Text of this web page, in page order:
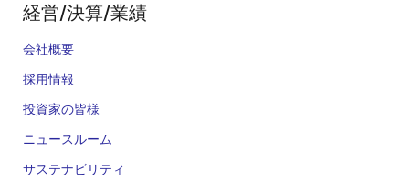
経営/決算/業績
会社概要
採用情報
投資家の皆様
ニュースルーム
サステナビリティ